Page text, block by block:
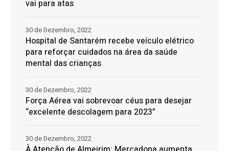
vai para atas
Hospital de Santarém recebe veículo elétrico
para reforçar cuidados na área da saúde
mental das crianças
30 de Dezembro, 2022
Força Aérea vai sobrevoar céus para desejar
“excelente descolagem para 2023”
30 de Dezembro, 2022
30 de Dezembro, 2022